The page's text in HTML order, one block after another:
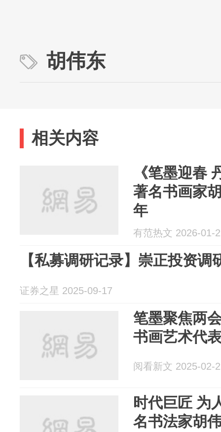
胡伟东
相关内容
《笔墨迎
著名书画家
年
有范热文 2026-01-
【私募调研记录】崇正投资调
证券之星 2025-09-17
笔墨聚焦两
书画艺术代
阅看新文 2025-02-
时代巨匠
名书法家胡